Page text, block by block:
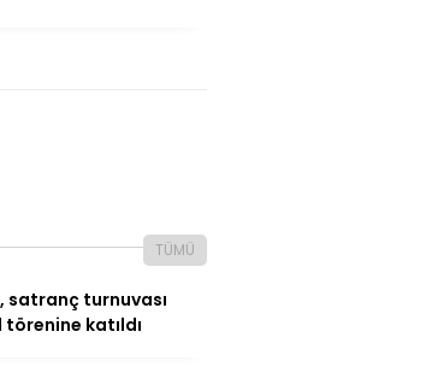
TÜMÜ
satranç turnuvası
törenine katıldı